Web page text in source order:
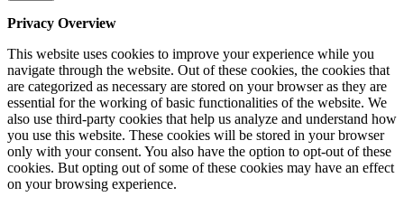
Privacy Overview
This website uses cookies to improve your experience while you
navigate through the website. Out of these cookies, the cookies that
are categorized as necessary are stored on your browser as they are
essential for the working of basic functionalities of the website. We
also use third-party cookies that help us analyze and understand how
you use this website. These cookies will be stored in your browser
only with your consent. You also have the option to opt-out of these
cookies. But opting out of some of these cookies may have an effect
on your browsing experience.